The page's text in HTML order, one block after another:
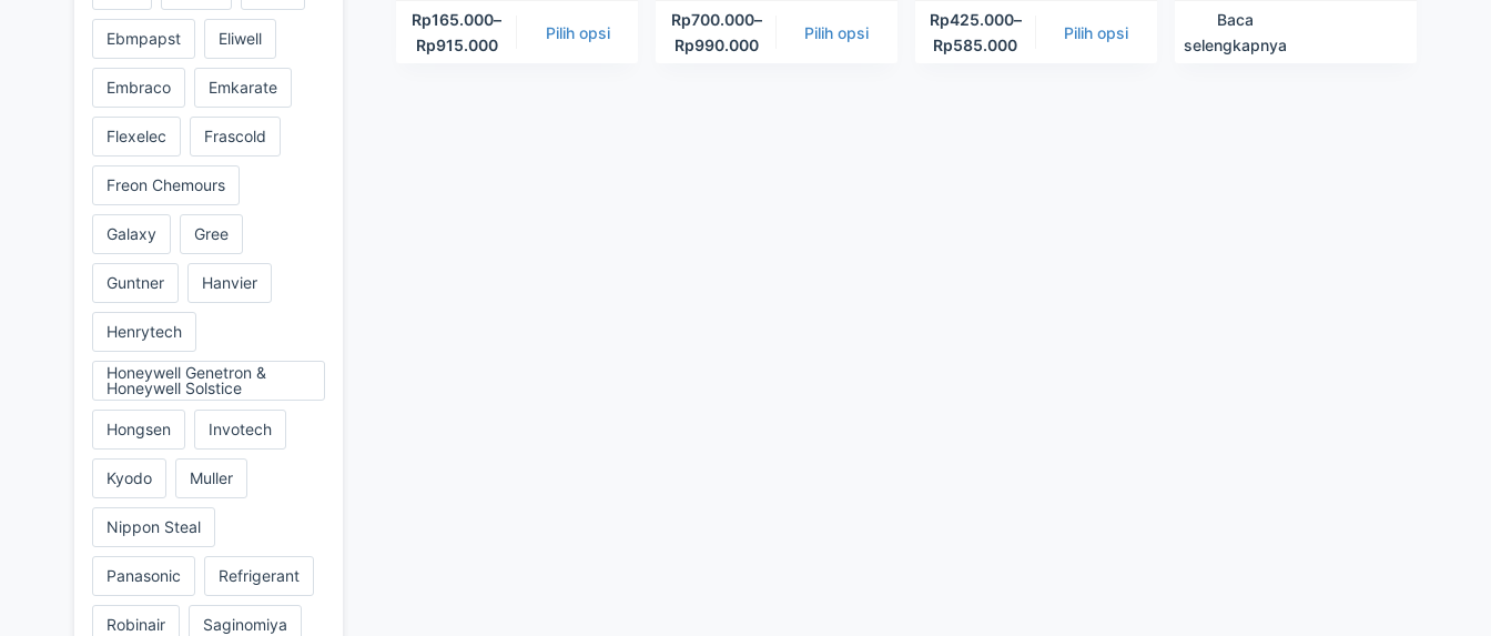
Rp165.000–
Rp915.000
Pilih opsi
Rp700.000–
Rp990.000
Pilih opsi
Rp425.000–
Rp585.000
Pilih opsi
Baca
selengkapnya
Ebmpapst Eliwell
Embraco Emkarate
Flexelec Frascold
Freon Chemours
Galaxy Gree
Guntner Hanvier
Henrytech
Honeywell Genetron &
Honeywell Solstice
Hongsen Invotech
Kyodo Muller
Nippon Steal
Panasonic Refrigerant
Robinair Saginomiya